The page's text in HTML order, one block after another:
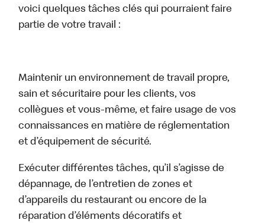
voici quelques tâches clés qui pourraient faire
partie de votre travail :
Maintenir un environnement de travail propre,
sain et sécuritaire pour les clients, vos
collègues et vous-même, et faire usage de vos
connaissances en matière de réglementation
et d’équipement de sécurité.
Exécuter différentes tâches, qu’il s’agisse de
dépannage, de l’entretien de zones et
d’appareils du restaurant ou encore de la
réparation d’éléments décoratifs et